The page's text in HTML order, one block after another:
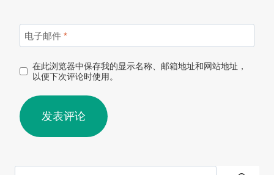
电子邮件 *
在此浏览器中保存我的显示名称、邮箱地址和网站地址，
以便下次评论时使用。